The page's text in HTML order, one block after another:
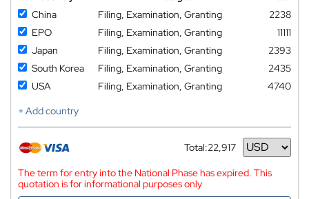
China
Filing, Examination, Granting
2238
EPO
Filing, Examination, Granting
11111
Japan
Filing, Examination, Granting
2393
South Korea
Filing, Examination, Granting
2435
USA
Filing, Examination, Granting
4740
+ Add country
Total:22,917
Currency
The term for entry into the National Phase has expired. This
quotation is for informational purposes only